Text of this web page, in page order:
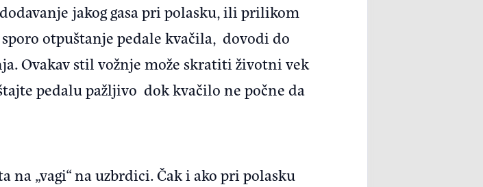
jakog gasa pri polasku, ili prilikom
otpuštanje pedale kvačila, dovodi do
Ovakav stil vožnje može skratiti životni vek
pedalu pažljivo dok kvačilo ne počne da
na „vagi“ na uzbrdici. Čak i ako pri polasku